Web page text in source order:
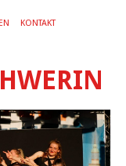
KONTAKT